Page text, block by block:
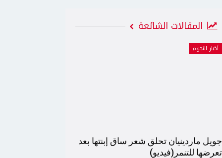
المقالات الشائعة
أخبار النجوم
جويل ماردينيان تحلق شعر ساق إبنتها بعد
تعرضها للتنمر(فيديو)